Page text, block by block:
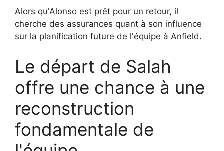
Alors qu'Alonso est prêt pour un retour, il
cherche des assurances quant à son influence
sur la planification future de l'équipe à Anfield.
Le départ de Salah
offre une chance à une
reconstruction
fondamentale de